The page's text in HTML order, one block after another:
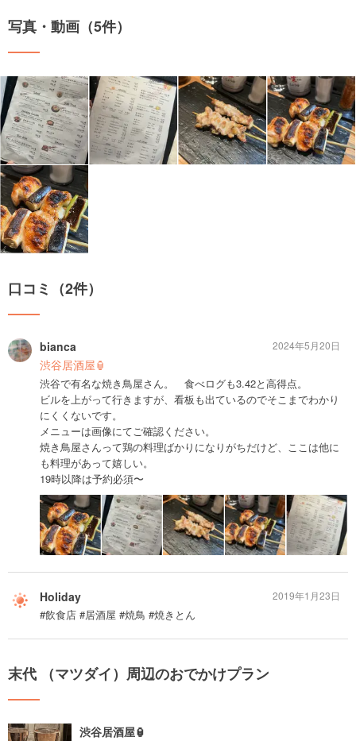
写真・動画（5件）
口コミ（2件）
bianca
渋谷居酒屋🏮
渋谷で有名な焼き鳥屋さん。 食べログも3.42と高得点。
ビルを上がって行きますが、看板も出ているのでそこまでわかり
にくくないです。
メニューは画像にてご確認ください。
焼き鳥屋さんって鶏の料理ばかりになりがちだけど、ここは他に
も料理があって嬉しい。
19時以降は予約必須〜
2024年5月20日
Holiday
#飲食店 #居酒屋 #焼鳥 #焼きとん
2019年1月23日
末代 （マツダイ）周辺のおでかけプラン
渋谷居酒屋🏮